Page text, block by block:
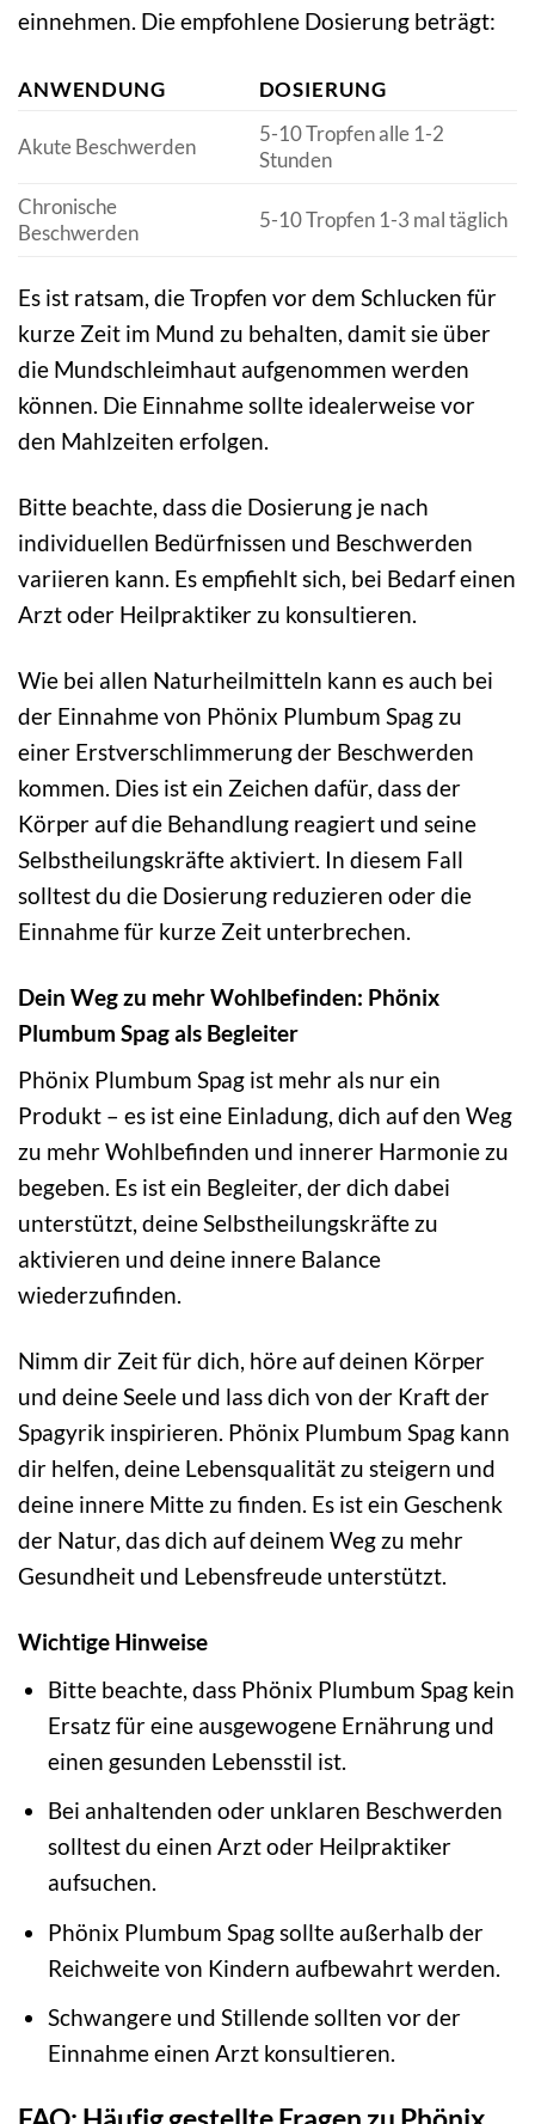
einnehmen. Die empfohlene Dosierung beträgt:
ANWENDUNG DOSIERUNG
Akute Beschwerden
5-10 Tropfen alle 1-2
Stunden
Chronische
Beschwerden
5-10 Tropfen 1-3 mal täglich
Es ist ratsam, die Tropfen vor dem Schlucken für
kurze Zeit im Mund zu behalten, damit sie über
die Mundschleimhaut aufgenommen werden
können. Die Einnahme sollte idealerweise vor
den Mahlzeiten erfolgen.
Bitte beachte, dass die Dosierung je nach
individuellen Bedürfnissen und Beschwerden
variieren kann. Es empfiehlt sich, bei Bedarf einen
Arzt oder Heilpraktiker zu konsultieren.
Wie bei allen Naturheilmitteln kann es auch bei
der Einnahme von Phönix Plumbum Spag zu
einer Erstverschlimmerung der Beschwerden
kommen. Dies ist ein Zeichen dafür, dass der
Körper auf die Behandlung reagiert und seine
Selbstheilungskräfte aktiviert. In diesem Fall
solltest du die Dosierung reduzieren oder die
Einnahme für kurze Zeit unterbrechen.
Dein Weg zu mehr Wohlbefinden: Phönix
Plumbum Spag als Begleiter
Phönix Plumbum Spag ist mehr als nur ein
Produkt – es ist eine Einladung, dich auf den Weg
zu mehr Wohlbefinden und innerer Harmonie zu
begeben. Es ist ein Begleiter, der dich dabei
unterstützt, deine Selbstheilungskräfte zu
aktivieren und deine innere Balance
wiederzufinden.
Nimm dir Zeit für dich, höre auf deinen Körper
und deine Seele und lass dich von der Kraft der
Spagyrik inspirieren. Phönix Plumbum Spag kann
dir helfen, deine Lebensqualität zu steigern und
deine innere Mitte zu finden. Es ist ein Geschenk
der Natur, das dich auf deinem Weg zu mehr
Gesundheit und Lebensfreude unterstützt.
Wichtige Hinweise
Bitte beachte, dass Phönix Plumbum Spag kein
Ersatz für eine ausgewogene Ernährung und
einen gesunden Lebensstil ist.
Bei anhaltenden oder unklaren Beschwerden
solltest du einen Arzt oder Heilpraktiker
aufsuchen.
Phönix Plumbum Spag sollte außerhalb der
Reichweite von Kindern aufbewahrt werden.
Schwangere und Stillende sollten vor der
Einnahme einen Arzt konsultieren.